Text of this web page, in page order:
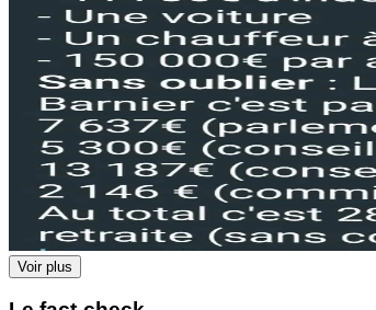
Voir plus